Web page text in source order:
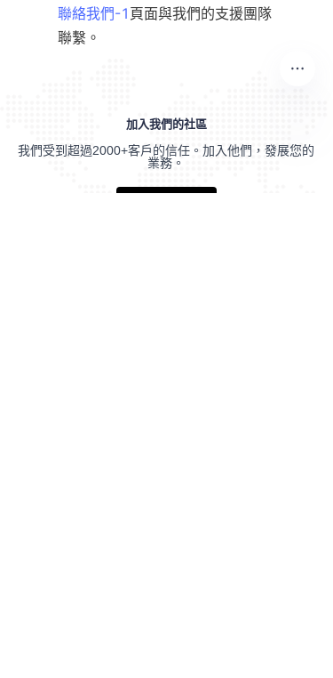
聯絡我們-1 頁面與我們的支援團隊
加入我們的社區
我們受到超過2000+客戶的信任。加入他們，發展您的
業務。
TC